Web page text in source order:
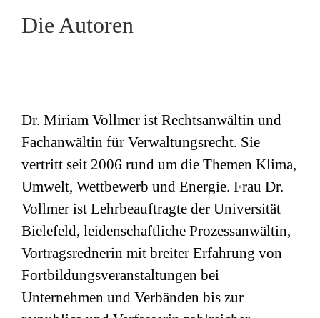
Die Autoren
Dr. Miriam Vollmer ist Rechtsanwältin und
Fachanwältin für Verwaltungsrecht. Sie
vertritt seit 2006 rund um die Themen Klima,
Umwelt, Wettbewerb und Energie. Frau Dr.
Vollmer ist Lehrbeauftragte der Universität
Bielefeld, leidenschaftliche Prozessanwältin,
Vortragsrednerin mit breiter Erfahrung von
Fortbildungsveranstaltungen bei
Unternehmen und Verbänden bis zur